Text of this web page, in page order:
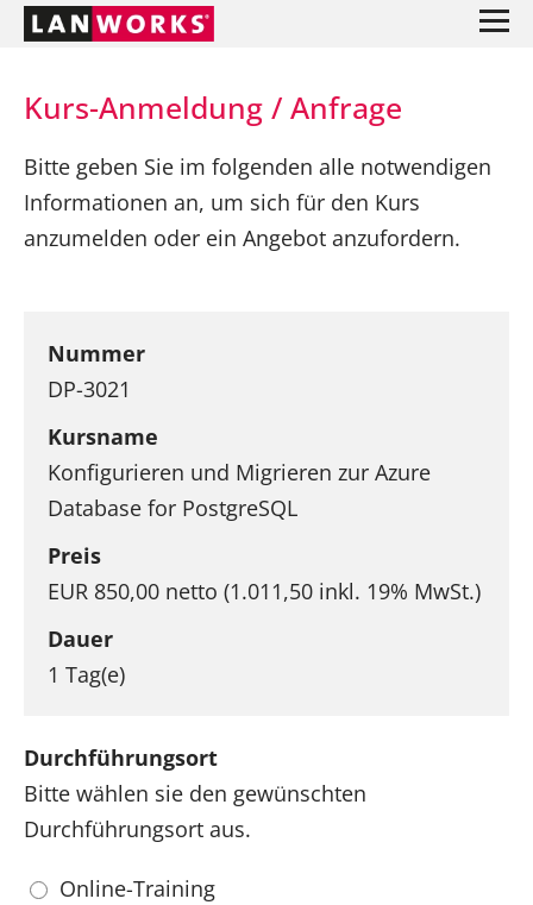
Kurs-Anmeldung / Anfrage
Bitte geben Sie im folgenden alle notwendigen
Informationen an, um sich für den Kurs
anzumelden oder ein Angebot anzufordern.
Durchführungsort
Bitte wählen sie den gewünschten
Durchführungsort aus.
Online-Training
Nummer
DP-3021
Kursname
Konfigurieren und Migrieren zur Azure
Database for PostgreSQL
Preis
EUR 850,00 netto (1.011,50 inkl. 19% MwSt.)
Dauer
1 Tag(e)